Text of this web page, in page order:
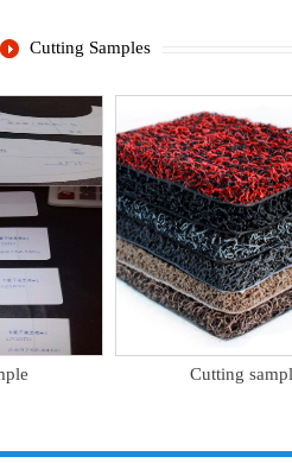
Cutting Samples
Cutting sample